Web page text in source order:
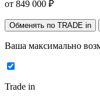
от 849 000 ₽
Обменять по TRADE in
Ваша максимально
Trade in